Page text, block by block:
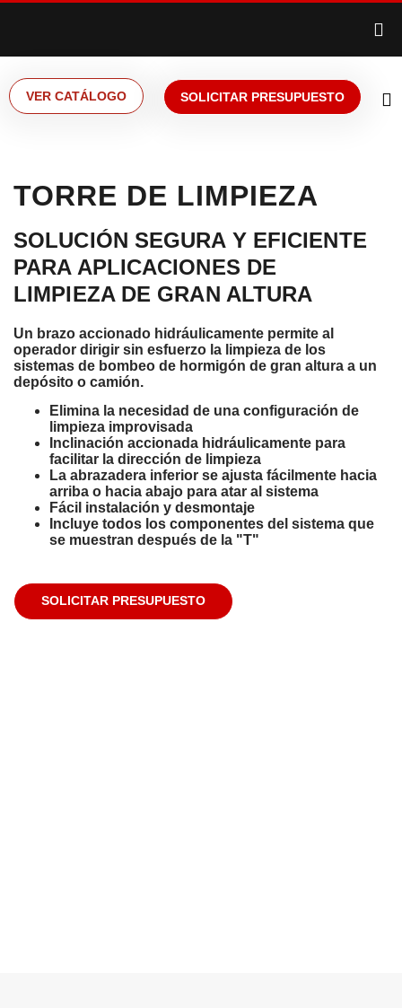
VER CATÁLOGO SOLICITAR PRESUPUESTO
TORRE DE LIMPIEZA
SOLUCIÓN SEGURA Y EFICIENTE
PARA APLICACIONES DE
LIMPIEZA DE GRAN ALTURA
Un brazo accionado hidráulicamente permite al
operador dirigir sin esfuerzo la limpieza de los
sistemas de bombeo de hormigón de gran altura a un
depósito o camión.
Elimina la necesidad de una configuración de
limpieza improvisada
Inclinación accionada hidráulicamente para
facilitar la dirección de limpieza
La abrazadera inferior se ajusta fácilmente hacia
arriba o hacia abajo para atar al sistema
Fácil instalación y desmontaje
Incluye todos los componentes del sistema que
se muestran después de la "T"
SOLICITAR PRESUPUESTO